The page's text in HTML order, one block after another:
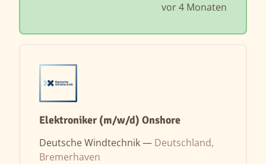
vor 4 Monaten
Elektroniker (m/w/d) Onshore
Deutsche Windtechnik — Deutschland,
Bremerhaven